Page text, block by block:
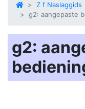
Z f Naslaggids
g2: aangepaste
g2: